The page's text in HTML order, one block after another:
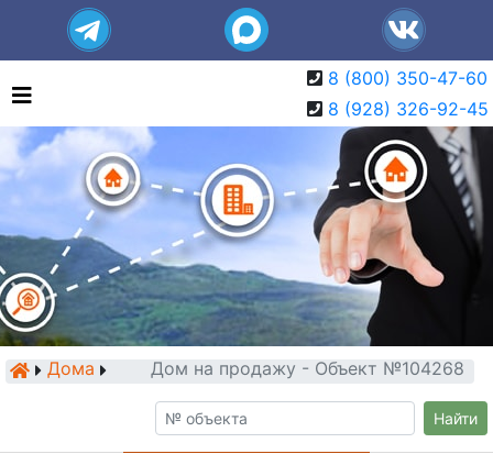
8 (800) 350-47-60
8 (928) 326-92-45
Дома Дом на продажу - Объект №104268
Найти